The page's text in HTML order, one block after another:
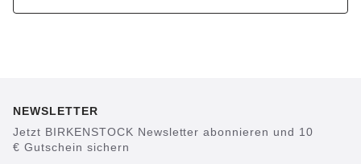
NEWSLETTER
Jetzt BIRKENSTOCK Newsletter abonnieren und 10
€ Gutschein sichern